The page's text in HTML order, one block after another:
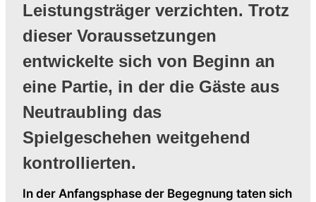
Leistungsträger verzichten. Trotz
dieser Voraussetzungen
entwickelte sich von Beginn an
eine Partie, in der die Gäste aus
Neutraubling das
Spielgeschehen weitgehend
kontrollierten.
In der Anfangsphase der Begegnung taten sich